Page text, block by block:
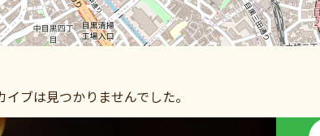
ブは見つかりませんでした。